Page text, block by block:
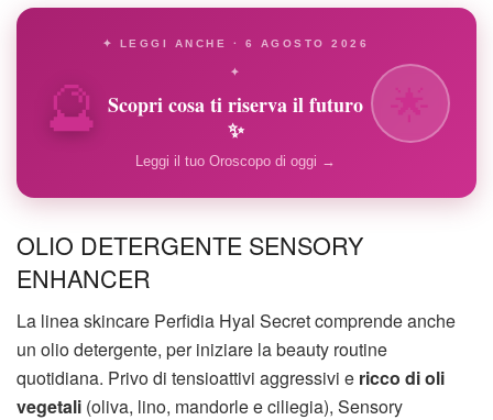
🔮
✦ LEGGI ANCHE · 6 AGOSTO 2026
✦
Scopri cosa ti riserva il futuro
✨
Leggi il tuo Oroscopo di oggi →
OLIO DETERGENTE SENSORY
ENHANCER
La linea skincare Perfidia Hyal Secret comprende anche
un olio detergente, per iniziare la beauty routine
quotidiana. Privo di tensioattivi aggressivi e ricco di oli
vegetali (oliva, lino, mandorle e ciliegia), Sensory